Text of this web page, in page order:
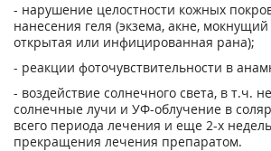
- нарушение целостности кожных
нанесения геля (экзема, акне,
открытая или инфицированная рана);
- реакции фоточувствительности в
- воздействие солнечного света, в т.ч.
солнечные лучи и УФ-облучение в
всего периода лечения и еще 2-х
прекращения лечения препаратом.